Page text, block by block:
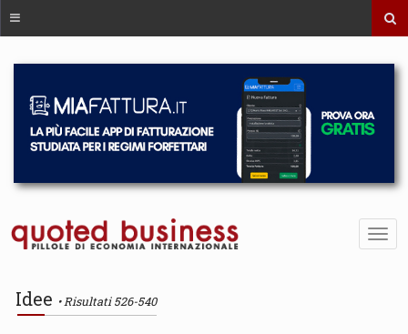
Idee Risultati 526-540